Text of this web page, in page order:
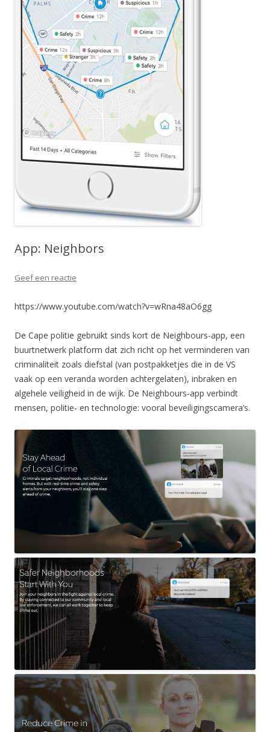
App: Neighbors
Geef een reactie
https://www.youtube.com/watch?v=wRna48aO6gg
De Cape politie gebruikt sinds kort de Neighbours-app, een
buurtnetwerk platform dat zich richt op het verminderen van
criminaliteit zoals diefstal (van postpakketjes die in de VS
vaak op een veranda worden achtergelaten), inbraken en
algehele veiligheid in de wijk. De Neighbours-app verbindt
mensen, politie- en technologie: vooral beveiligingscamera’s.